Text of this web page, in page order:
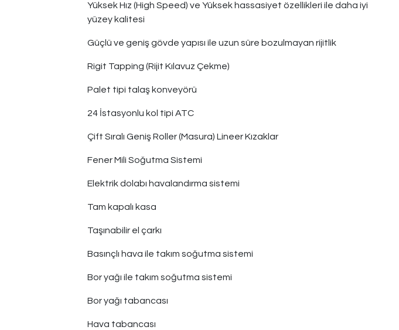
Yüksek Hız (High Speed) ve Yüksek hassasiyet özellikleri ile daha iyi
yüzey kalitesi
Güçlü ve geniş gövde yapısı ile uzun süre bozulmayan rijitlik
Rigit Tapping (Rijit Kılavuz Çekme)
Palet tipi talaş konveyörü
24 İstasyonlu kol tipi ATC
Çift Sıralı Geniş Roller (Masura) Lineer Kızaklar
Fener Mili Soğutma Sistemi
​Elektrik dolabı havalandırma sistemi
Tam kapalı kasa
Taşınabilir el çarkı
Basınçlı hava ile takım soğutma sistemi
Bor yağı ile takım soğutma sistemi
Bor yağı tabancası
Hava tabancası